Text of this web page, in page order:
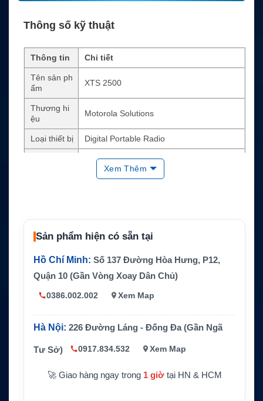
Thông số kỹ thuật
Thông tin Chi tiết
Tên sản ph
ẩm
XTS 2500
Thương hi
ệu
Motorola Solutions
Loại thiết bị Digital Portable Radio
ASTRO 25, SmartNet, SmartZone, Digital
APCO P25 Conventional
tion
Mã hóa
u hình
Model phầ
n cứng
Độ bền
IP67
phù hợp
đội Motorola XTS
Xem Thêm
Sản phẩm hiện có sẵn tại
Hồ Chí Minh: Số 137 Đường Hòa Hưng, P12,
Quận 10 (Gần Vòng Xoay Dân Chủ)
0386.002.002 Xem Map
Hà Nội: 226 Đường Láng - Đống Đa (Gần Ngã
Tư Sở) 0917.834.532 Xem Map
🚀 Giao hàng ngay trong 1 giờtại HN & HCM